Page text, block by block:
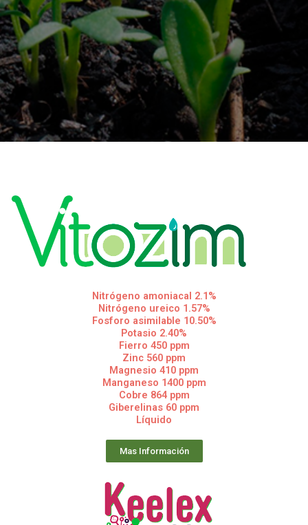
Nitrógeno amoniacal 2.1%
Nitrógeno ureico 1.57%
Fosforo asimilable 10.50%
Potasio 2.40%
Fierro 450 ppm
Zinc 560 ppm
Magnesio 410 ppm
Manganeso 1400 ppm
Cobre 864 ppm
Giberelinas 60 ppm
Líquido
Mas Información